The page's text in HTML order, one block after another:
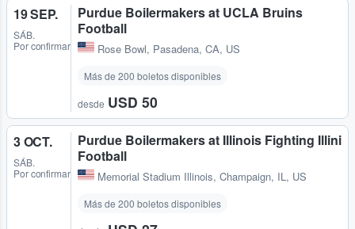
19 SEP.
SÁB.
Por confirmar
Purdue Boilermakers at UCLA Bruins
Football
Rose Bowl, Pasadena, CA, US
Más de 200 boletos disponibles
desde USD 50
3 OCT.
SÁB.
Por confirmar
Purdue Boilermakers at Illinois Fighting Illini
Football
Memorial Stadium Illinois, Champaign, IL, US
Más de 200 boletos disponibles